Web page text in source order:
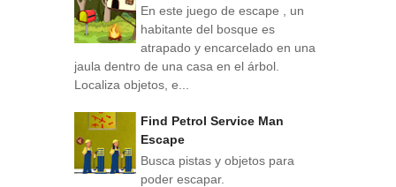
En este juego de escape , un
habitante del bosque es
atrapado y encarcelado en una
jaula dentro de una casa en el árbol.
Localiza objetos, e...
Find Petrol Service Man
Escape
Busca pistas y objetos para
poder escapar.